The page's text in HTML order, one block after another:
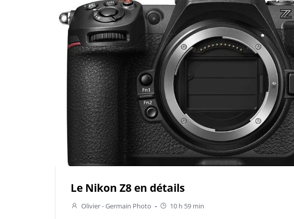
Le Nikon Z8 en détails
Olivier - Germain Photo - 10 h 59 min